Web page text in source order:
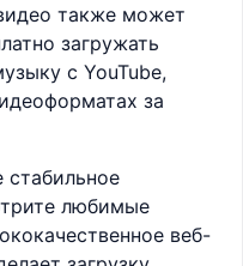
также может
загружать
с YouTube,
за
любимые
веб-